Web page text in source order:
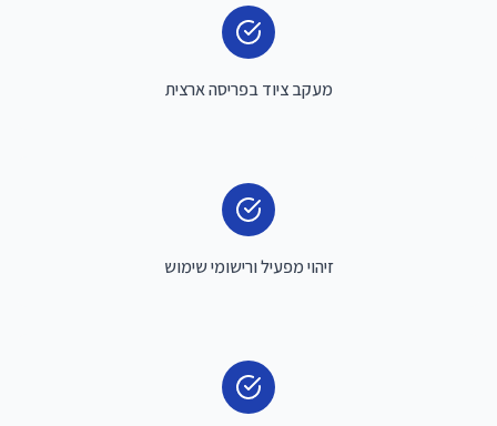
מעקב ציוד בפריסה ארצית
זיהוי מפעיל ורישומי שימוש